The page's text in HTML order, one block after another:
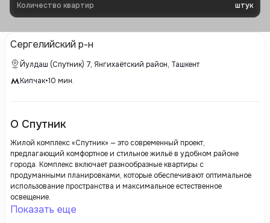
Количество квартир штук
Сергелийский р-н
Йулдаш (Спутник) 7, Янгихаётский район, Ташкент
Кипчак•10 мин.
О Спутник
Жилой комплекс «Спутник» — это современный проект,
предлагающий комфортное и стильное жильё в удобном районе
города. Комплекс включает разнообразные квартиры с
продуманными планировками, которые обеспечивают оптимальное
использование пространства и максимальное естественное
освещение.
Показать еще